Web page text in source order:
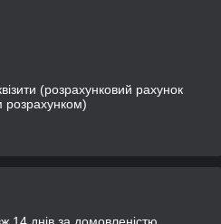
(розрахунковий рахунок
розрахунком)